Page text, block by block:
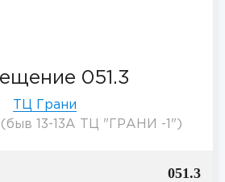
051.3
ТЦ Грани
13-13А ТЦ "ГРАНИ -1")
051.3